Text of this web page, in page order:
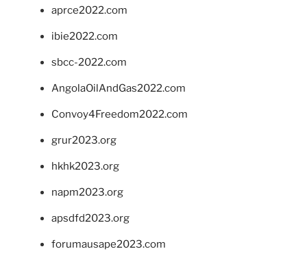
aprce2022.com
ibie2022.com
sbcc-2022.com
AngolaOilAndGas2022.com
Convoy4Freedom2022.com
grur2023.org
hkhk2023.org
napm2023.org
apsdfd2023.org
forumausape2023.com